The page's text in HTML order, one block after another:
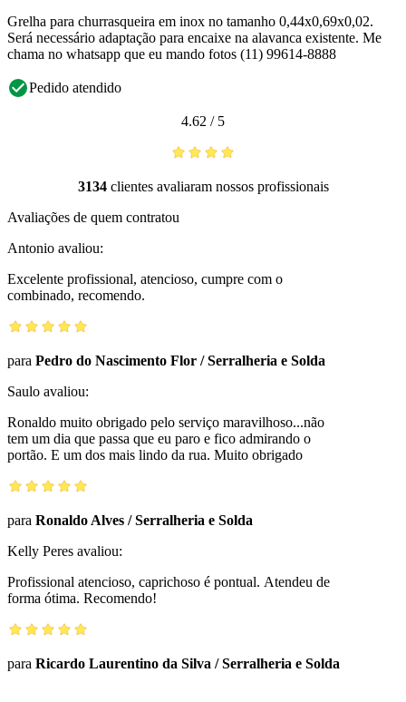
Grelha para churrasqueira em inox no tamanho 0,44x0,69x0,02.
Será necessário adaptação para encaixe na alavanca existente. Me
chama no whatsapp que eu mando fotos (11) 99614-8888
Pedido atendido
4.62 / 5
3134clientes avaliaram nossos profissionais
Avaliações de quem contratou
Antonio avaliou:
Excelente profissional, atencioso, cumpre com o
combinado, recomendo.
para Pedro do Nascimento Flor /Serralheria e Solda
Saulo avaliou:
Ronaldo muito obrigado pelo serviço maravilhoso...não
tem um dia que passa que eu paro e fico admirando o
portão. E um dos mais lindo da rua. Muito obrigado
para Ronaldo Alves /Serralheria e Solda
Kelly Peres avaliou:
Profissional atencioso, caprichoso é pontual. Atendeu de
forma ótima. Recomendo!
para Ricardo Laurentino da Silva /Serralheria e Solda